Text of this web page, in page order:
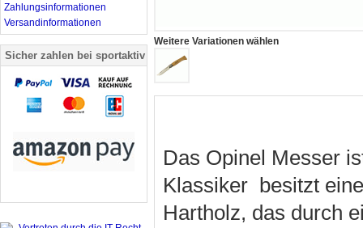
Weitere Variationen wählen
Das Opinel Messer
Klassiker besitzt
Hartholz, das durch
Zahlungsinformationen
Versandinformationen
Sicher zahlen bei sportaktiv